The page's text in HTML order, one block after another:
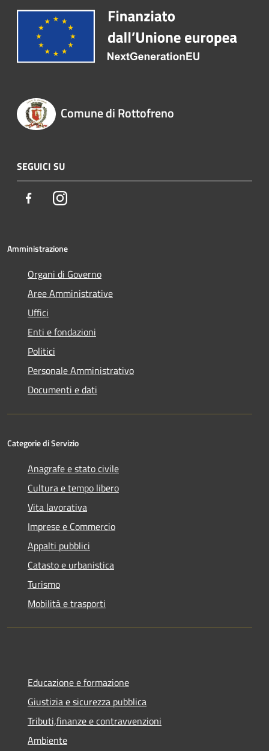
Comune di Rottofreno
SEGUICI SU
FacebookInstagram
Amministrazione
Organi di Governo
Aree Amministrative
Uffici
Enti e fondazioni
Politici
Personale Amministrativo
Documenti e dati
Categorie di Servizio
Anagrafe e stato civile
Cultura e tempo libero
Vita lavorativa
Imprese e Commercio
Appalti pubblici
Catasto e urbanistica
Turismo
Mobilità e trasporti
Educazione e formazione
Giustizia e sicurezza pubblica
Tributi,finanze e contravvenzioni
Ambiente